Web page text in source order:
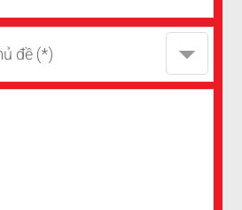
đề (*)